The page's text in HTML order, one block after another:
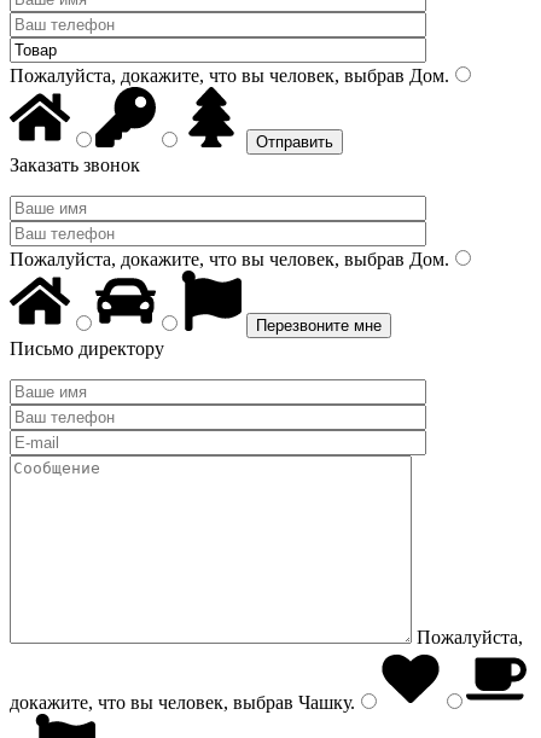
Пожалуйста, докажите, что вы человек, выбрав Дом.
Заказать звонок
Пожалуйста, докажите, что вы человек, выбрав Дом.
Письмо директору
Пожалуйста,
докажите, что вы человек, выбрав Чашку.